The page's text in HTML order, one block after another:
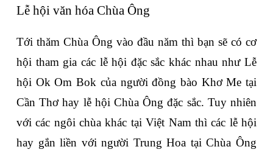
Lễ hội văn hóa Chùa Ông
Tới thăm Chùa Ông vào đầu năm thì bạn sẽ có cơ
hội tham gia các lễ hội đặc sắc khác nhau như Lễ
hội Ok Om Bok của người đồng bào Khơ Me tại
Cần Thơ hay lễ hội Chùa Ông đặc sắc. Tuy nhiên
với các ngôi chùa khác tại Việt Nam thì các lễ hội
hay gắn liền với người Trung Hoa tại Chùa Ông